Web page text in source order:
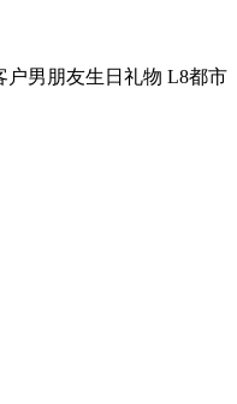
户男朋友生日礼物 L8都市